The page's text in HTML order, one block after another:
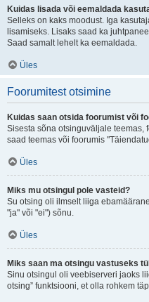
Kuidas lisada või eemaldada
Selleks on kaks moodust. Iga
lisamiseks. Lisaks saad ka
Saad samalt lehelt ka eemaldada.
Üles
Foorumitest otsimine
Kuidas saan otsida foorumist või
Sisesta sõna otsinguväljale teemas,
saad teemas või foorumis
Üles
Miks mu otsingul pole vasteid?
Su otsing oli ilmselt liiga
"ja" või "ei") sõnu.
Üles
Miks saan ma otsingu vastuseks
Sinu otsingul oli veebiserveri jaoks
otsing” funktsiooni, et olla rohkem